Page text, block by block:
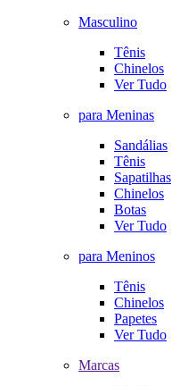
Masculino
Tênis
Chinelos
Ver Tudo
para Meninas
Sandálias
Tênis
Sapatilhas
Chinelos
Botas
Ver Tudo
para Meninos
Tênis
Chinelos
Papetes
Ver Tudo
Marcas